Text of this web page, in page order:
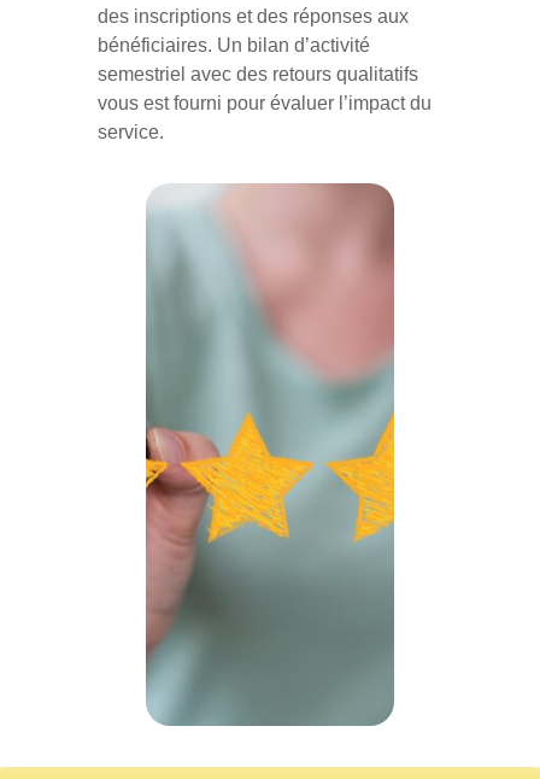
des inscriptions et des réponses aux
bénéficiaires. Un bilan d’activité
semestriel avec des retours qualitatifs
vous est fourni pour évaluer l’impact du
service.